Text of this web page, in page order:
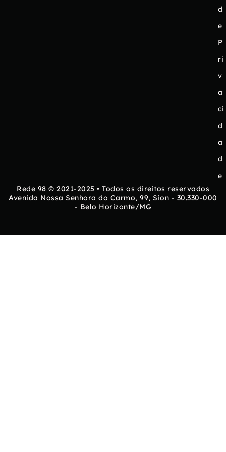
d
e
P
ri
v
a
ci
d
a
d
e
Rede 98 © 2021-2025 • Todos os direitos reservados
Avenida Nossa Senhora do Carmo, 99, Sion - 30.330-000
- Belo Horizonte/MG